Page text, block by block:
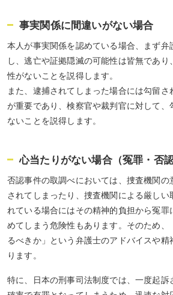
事実関係に間違いがない場合
本人が事実関係を認めている場合、まず弁
し、逃亡や証拠隠滅の可能性は皆無であ
性がないことを説得します。
また、逮捕されてしまった場合には勾留さ
が重要であり、検察官や裁判官に対して、
ないことを説得します。
心当たりがない場合（冤罪・否認
否認事件の取調べにおいては、捜査機関の
されてしまったり、捜査機関による厳しい
れている場合にはその精神的負担から冤罪
めてしまう危険性もあります。そのため、
るべきか」という弁護士のアドバイスや精
ります。
特に、日本の刑事司法制度では、一度起訴